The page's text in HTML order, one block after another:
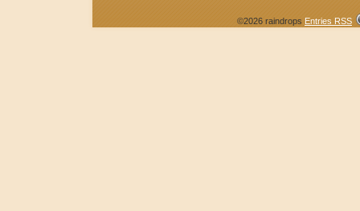
©2026 raindrops Entries RSS